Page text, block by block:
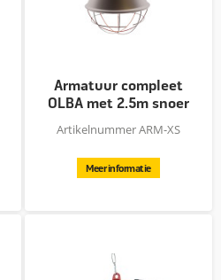
Armatuur compleet
OLBA met 2.5m snoer
+ schakelaar
Artikelnummer ARM-XS
Meer informatie